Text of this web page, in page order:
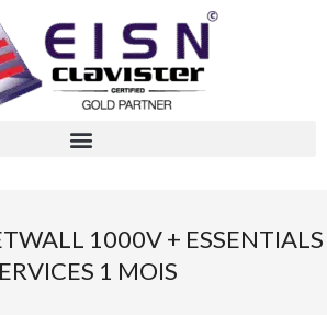
1000V + ESSENTIALS
1 MOIS